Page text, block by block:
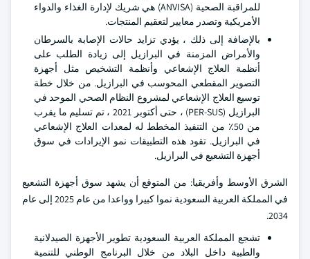
للمراقبة الصحية (ANVISA) هي شريك لإدارة الغذاء والدواء
الأمريكية وتصدر معايير لتعقيم المنتجات.
بالإضافة إلى ذلك ، يؤدي تزايد حالات الإصابة بالسرطان
والأمراض المزمنة في البرازيل إلى زيادة الطلب على
أنظمة العلاج الإشعاعي وأنظمة التشخيص مثل أجهزة
التصوير المقطعي المحوسب في البرازيل. من خلال خطة
توسيع العلاج الإشعاعي لمشروع النظام الصحي الموحد في
البرازيل (PER-SUS) ، حتى أكتوبر 2021 ، تم تسليم ما يقرب
من 50٪ من التنفيذ المخطط له لمعدات العلاج الإشعاعي
في البرازيل. تقود هذه التطبيقات نمو الإيرادات في سوق
أجهزة التشعيع في البرازيل.
الشرق الأوسط وأفريقيا: من المتوقع أن يشهد سوق أجهزة التشعيع
في المملكة العربية السعودية نموا كبيرا وواعدا من عام 2025 إلى عام
2034.
تشجع المملكة العربية السعودية تطوير الأجهزة الصيدلانية
والطبية داخل البلاد من خلال البرنامج الوطني للتنمية